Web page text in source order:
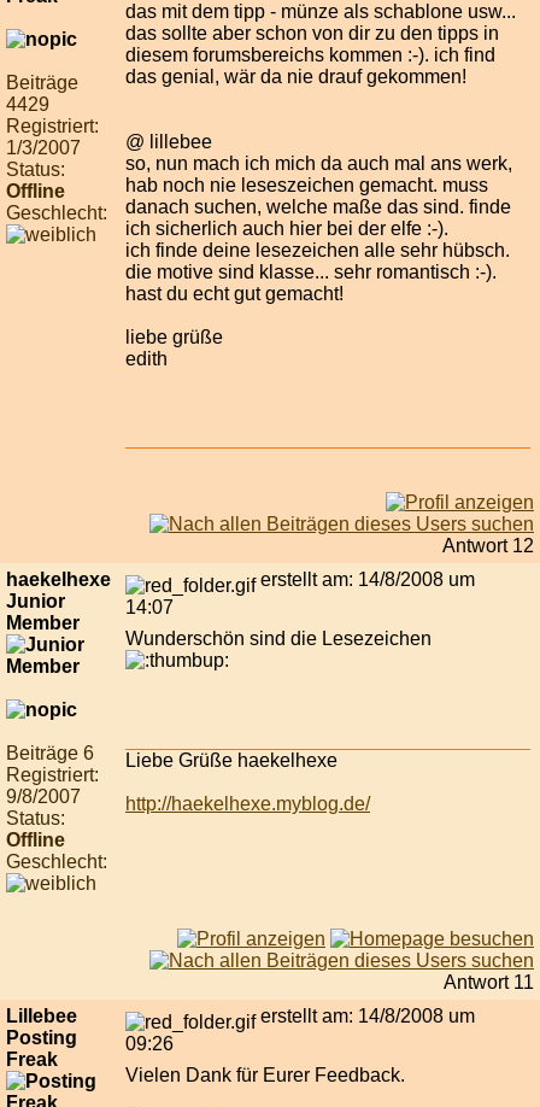
Beiträge
4429
Registriert:
1/3/2007
Status:
Offline
Geschlecht:
das mit dem tipp - münze als schablone usw...
das sollte aber schon von dir zu den tipps in
diesem forumsbereichs kommen :-). ich find
das genial, wär da nie drauf gekommen!
@ lillebee
so, nun mach ich mich da auch mal ans werk,
hab noch nie leseszeichen gemacht. muss
danach suchen, welche maße das sind. finde
ich sicherlich auch hier bei der elfe :-).
ich finde deine lesezeichen alle sehr hübsch.
die motive sind klasse... sehr romantisch :-).
hast du echt gut gemacht!
liebe grüße
edith
Antwort 12
haekelhexe
Junior
Member
Beiträge 6
Registriert:
9/8/2007
Status:
Offline
Geschlecht:
erstellt am: 14/8/2008 um
14:07
Wunderschön sind die Lesezeichen
Liebe Grüße haekelhexe
http://haekelhexe.myblog.de/
Antwort 11
Lillebee
Posting
Freak
erstellt am: 14/8/2008 um
09:26
Vielen Dank für Eurer Feedback.